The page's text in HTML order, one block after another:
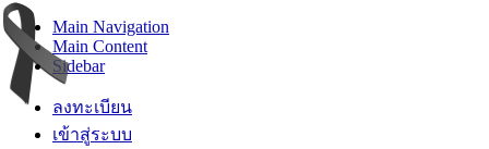
Main Navigation
Main Content
Sidebar
ลงทะเบียน
เข้าสู่ระบบ